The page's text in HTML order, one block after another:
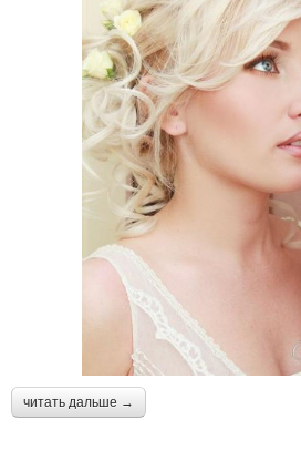
читать дальше →